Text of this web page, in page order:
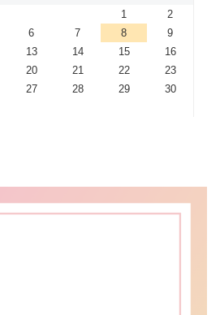
1
2
6 7 8
9
13 14 15
16
20 21 22
23
27 28 29
30